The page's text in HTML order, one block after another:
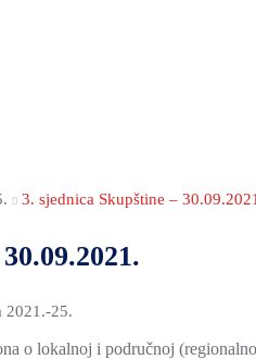
3. sjednica Skupštine –
2021.-25.
o lokalnoj i područnoj